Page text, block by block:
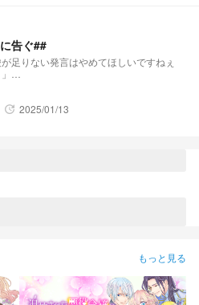
告ぐ##
足りない発言はやめてほしいですねぇ
ないと試合に勝てないし、 どうせ世
update 2025/01/13
もっと見る